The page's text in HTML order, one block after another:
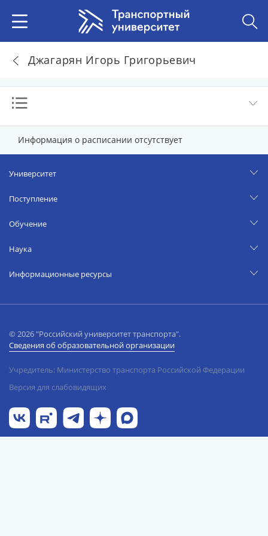
Джагарян Игорь Григорьевич
Информация о расписании отсутствует
Университет
Поступление
Обучение
Наука
Информационные ресурсы
© 2026 "Российский университет транспорта".
Сведения об образовательной организации
Учредитель: Министерство транспорта Российской Федерации
Версия для слабовидящих